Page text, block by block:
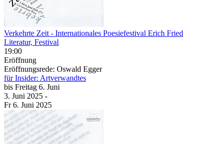
Verkehrte Zeit - Internationales Poesiefestival Erich Fried
Literatur, Festival
19:00
Eröffnung
Eröffnungsrede: Oswald Egger
für Insider: Artverwandtes
bis Freitag 6. Juni
3. Juni 2025 -
Fr6. Juni 2025